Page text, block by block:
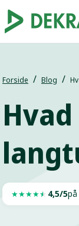
Forside Blog
★★★★★ 4,5/5